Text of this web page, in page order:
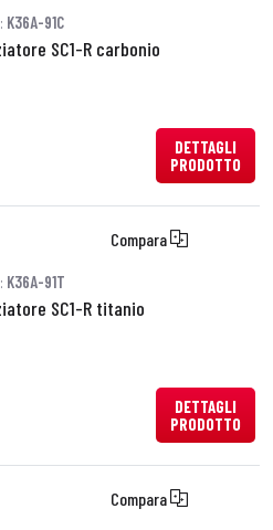
K36A-91C
SC1-R carbonio
DETTAGLI
PRODOTTO
Compara
K36A-91T
SC1-R titanio
DETTAGLI
PRODOTTO
Compara